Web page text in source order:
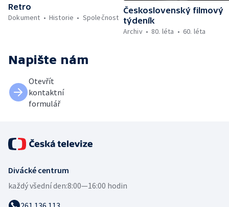
Retro
Dokument
Historie Společnost
Československý filmový
týdeník
Archiv
80. léta 60. léta
Napište nám
Otevřít
kontaktní
formulář
Divácké centrum
každý všední den:8:00—16:00 hodin